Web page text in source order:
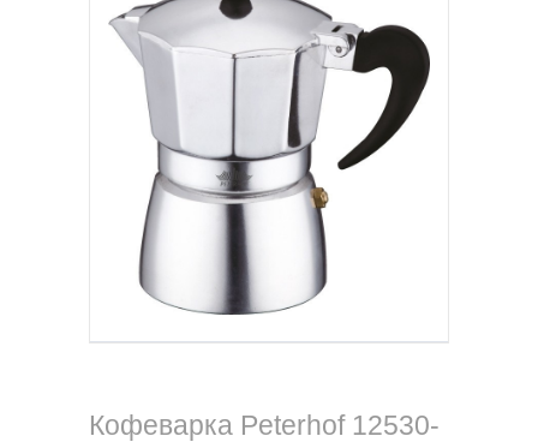
Кофеварка Peterhof 12530-